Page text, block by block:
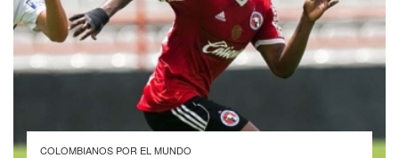
COLOMBIANOS POR EL MUNDO